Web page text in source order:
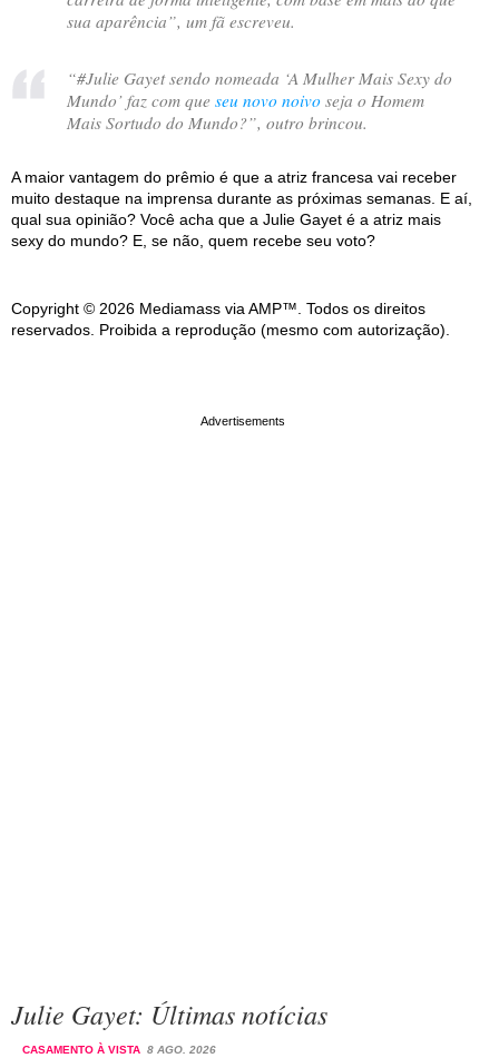
sua aparência”, um fã escreveu.
“#Julie Gayet sendo nomeada ‘A Mulher Mais Sexy do
Mundo’ faz com que seu novo noivo seja o Homem
Mais Sortudo do Mundo?”, outro brincou.
A maior vantagem do prêmio é que a atriz francesa vai receber
muito destaque na imprensa durante as próximas semanas. E aí,
qual sua opinião? Você acha que a Julie Gayet é a atriz mais
sexy do mundo? E, se não, quem recebe seu voto?
Copyright © 2026 Mediamass via AMP™. Todos os direitos
reservados. Proibida a reprodução (mesmo com autorização).
Julie Gayet: Últimas notícias
CASAMENTO À VISTA 8 AGO. 2026